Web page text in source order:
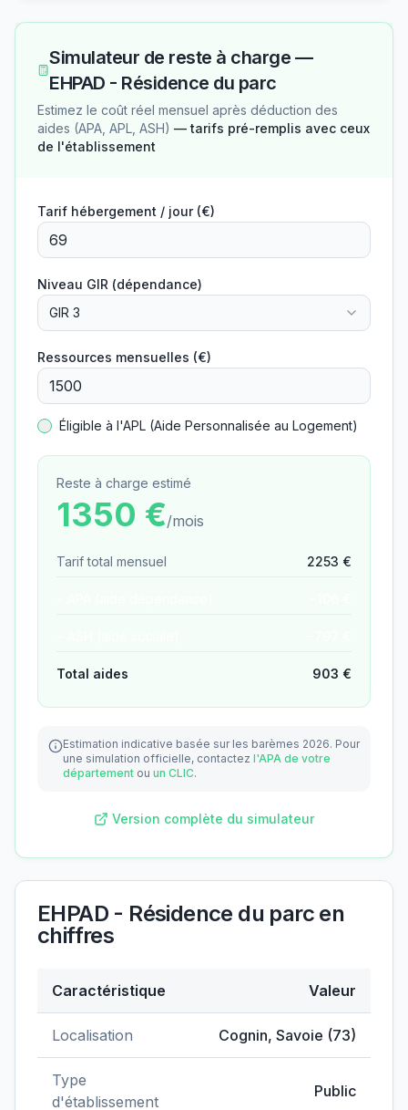
Simulateur de reste à charge —
EHPAD - Résidence du parc
Estimez le coût réel mensuel après déduction des
aides (APA, APL, ASH) — tarifs pré-remplis avec ceux
de l'établissement
Tarif hébergement / jour (€)
Niveau GIR (dépendance)
GIR 3
Ressources mensuelles (€)
Éligible à l'APL (Aide Personnalisée au Logement)
Reste à charge estimé
1350 €/mois
Tarif total mensuel 2253 €
Total aides 903 €
Estimation indicative basée sur les barèmes 2026. Pour
une simulation officielle, contactez l'APA de votre
département ou un CLIC.
Version complète du simulateur
EHPAD - Résidence du parc en
chiffres
EHPAD - Résidence du parc
Caractéristique Valeur
Localisation Cognin, Savoie (73)
Type
d'établissement
Public